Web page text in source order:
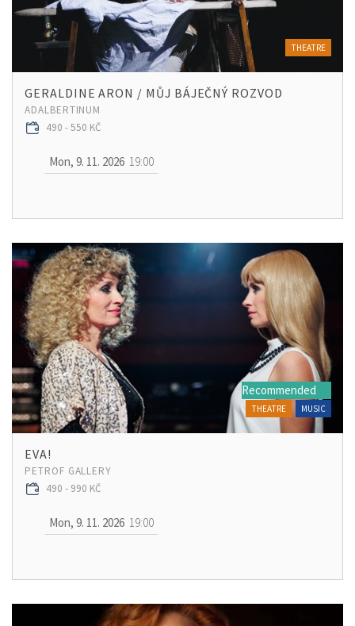
THEATRE
GERALDINE ARON / MŮJ BÁJEČNÝ ROZVOD
ADALBERTINUM
490 - 550 KČ
Mon, 9. 11. 2026 19:00
Recommended
THEATRE MUSIC
EVA!
PETROF GALLERY
490 - 990 KČ
Mon, 9. 11. 2026 19:00